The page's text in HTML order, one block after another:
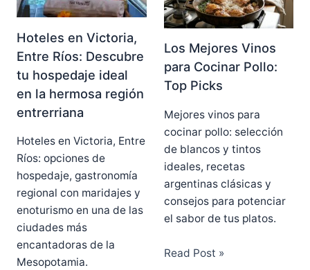
Hoteles en Victoria,
Entre Ríos: Descubre
tu hospedaje ideal
en la hermosa región
entrerriana
Hoteles en Victoria, Entre
Ríos: opciones de
hospedaje, gastronomía
regional con maridajes y
enoturismo en una de las
ciudades más
encantadoras de la
Mesopotamia.
Los Mejores Vinos
para Cocinar Pollo:
Top Picks
Mejores vinos para
cocinar pollo: selección
de blancos y tintos
ideales, recetas
argentinas clásicas y
consejos para potenciar
el sabor de tus platos.
Read Post »